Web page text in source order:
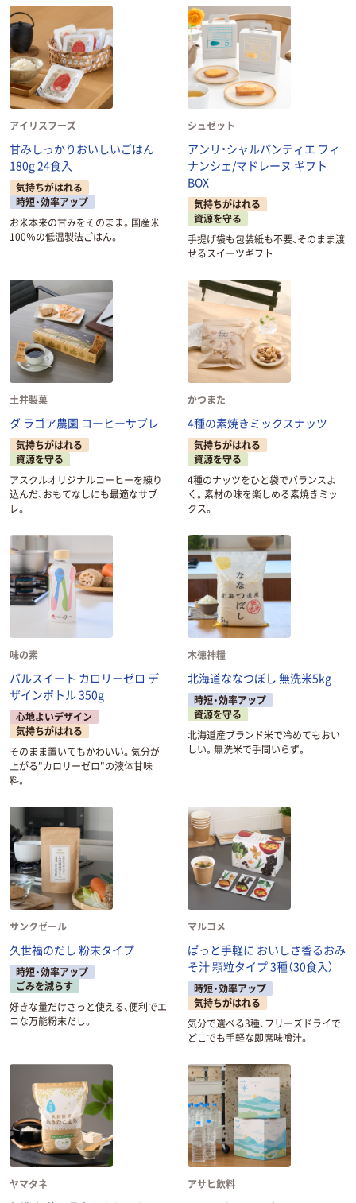
アイリスフーズ
甘みしっかりおいしいごはん
180g 24食入
気持ちがはれる
時短・効率アップ
お米本来の甘みをそのまま。国産米
100％の低温製法ごはん。
シュゼット
アンリ・シャルパンティエ フィ
ナンシェ/マドレーヌ ギフト
BOX
気持ちがはれる
資源を守る
手提げ袋も包装紙も不要、そのまま渡
せるスイーツギフト
土井製菓
ダ ラゴア農園 コーヒーサブレ
気持ちがはれる
資源を守る
アスクルオリジナルコーヒーを練り
込んだ、おもてなしにも最適なサブ
レ。
かつまた
4種の素焼きミックスナッツ
気持ちがはれる
資源を守る
4種のナッツをひと袋でバランスよ
く。素材の味を楽しめる素焼きミッ
クス。
味の素
パルスイート カロリーゼロ デ
ザインボトル 350g
心地よいデザイン
気持ちがはれる
そのまま置いてもかわいい。気分が
上がる"カロリーゼロ"の液体甘味
料。
木徳神糧
北海道ななつぼし 無洗米5kg
時短・効率アップ
資源を守る
北海道産ブランド米で冷めてもおい
しい。無洗米で手間いらず。
サンクゼール
久世福のだし 粉末タイプ
時短・効率アップ
ごみを減らす
好きな量だけさっと使える、便利でエ
コな万能粉末だし。
マルコメ
ぱっと手軽に おいしさ香るおみ
そ汁 顆粒タイプ 3種（30食入）
時短・効率アップ
気持ちがはれる
気分で選べる3種、フリーズドライで
どこでも手軽な即席味噌汁。
ヤマタネ アサヒ飲料